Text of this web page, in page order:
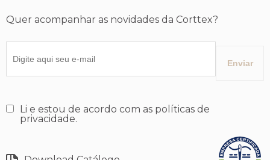
Quer acompanhar as novidades da Corttex?
Li e estou de acordo com as políticas de
privacidade.